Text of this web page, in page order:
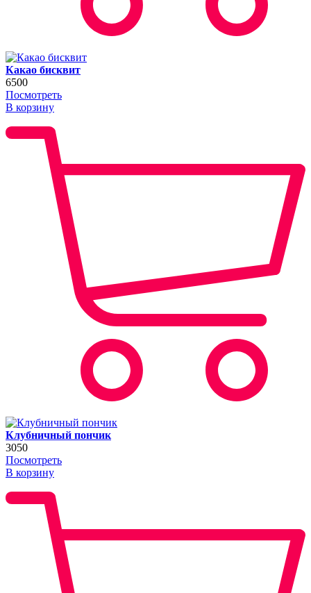
Какао бисквит
6500
Посмотреть
В корзину
Клубничный пончик
3050
Посмотреть
В корзину